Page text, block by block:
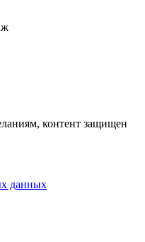
, контент защищен
данных